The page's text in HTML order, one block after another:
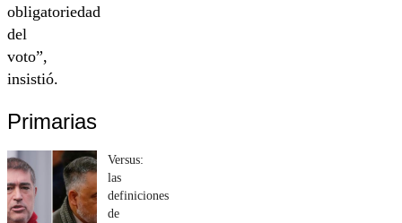
obligatoriedad
del
voto”,
insistió.
Primarias
Versus:
las
definiciones
de